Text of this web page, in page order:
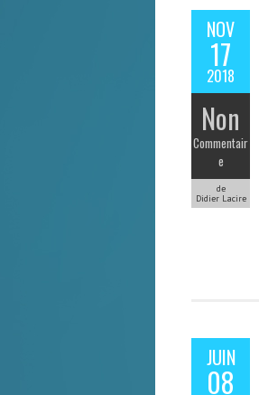
NOV
17
2018
Non
Commentair
e
de
Didier Lacire
JUIN
08